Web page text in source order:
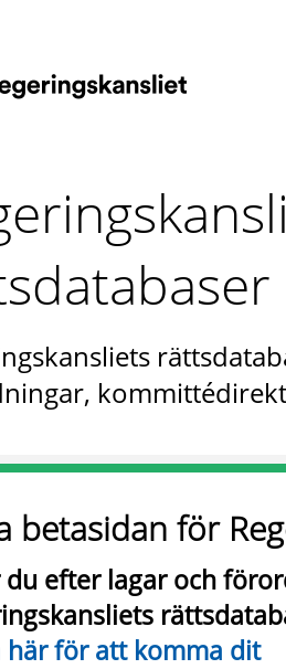
betasidan för
du efter lagar och
här för att komma dit